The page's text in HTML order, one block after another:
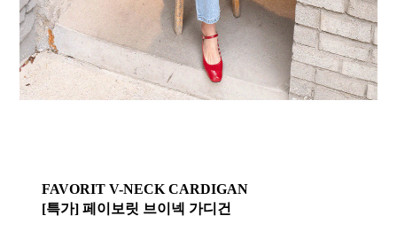
FAVORIT V-NECK CARDIGAN
[특가] 페이보릿 브이넥 가디건